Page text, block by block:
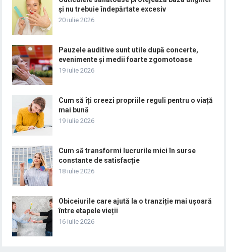
și nu trebuie îndepărtate excesiv
20 iulie 2026
Pauzele auditive sunt utile după concerte,
evenimente și medii foarte zgomotoase
19 iulie 2026
Cum să îți creezi propriile reguli pentru o viață
mai bună
19 iulie 2026
Cum să transformi lucrurile mici în surse
constante de satisfacție
18 iulie 2026
Obiceiurile care ajută la o tranziție mai ușoară
între etapele vieții
16 iulie 2026